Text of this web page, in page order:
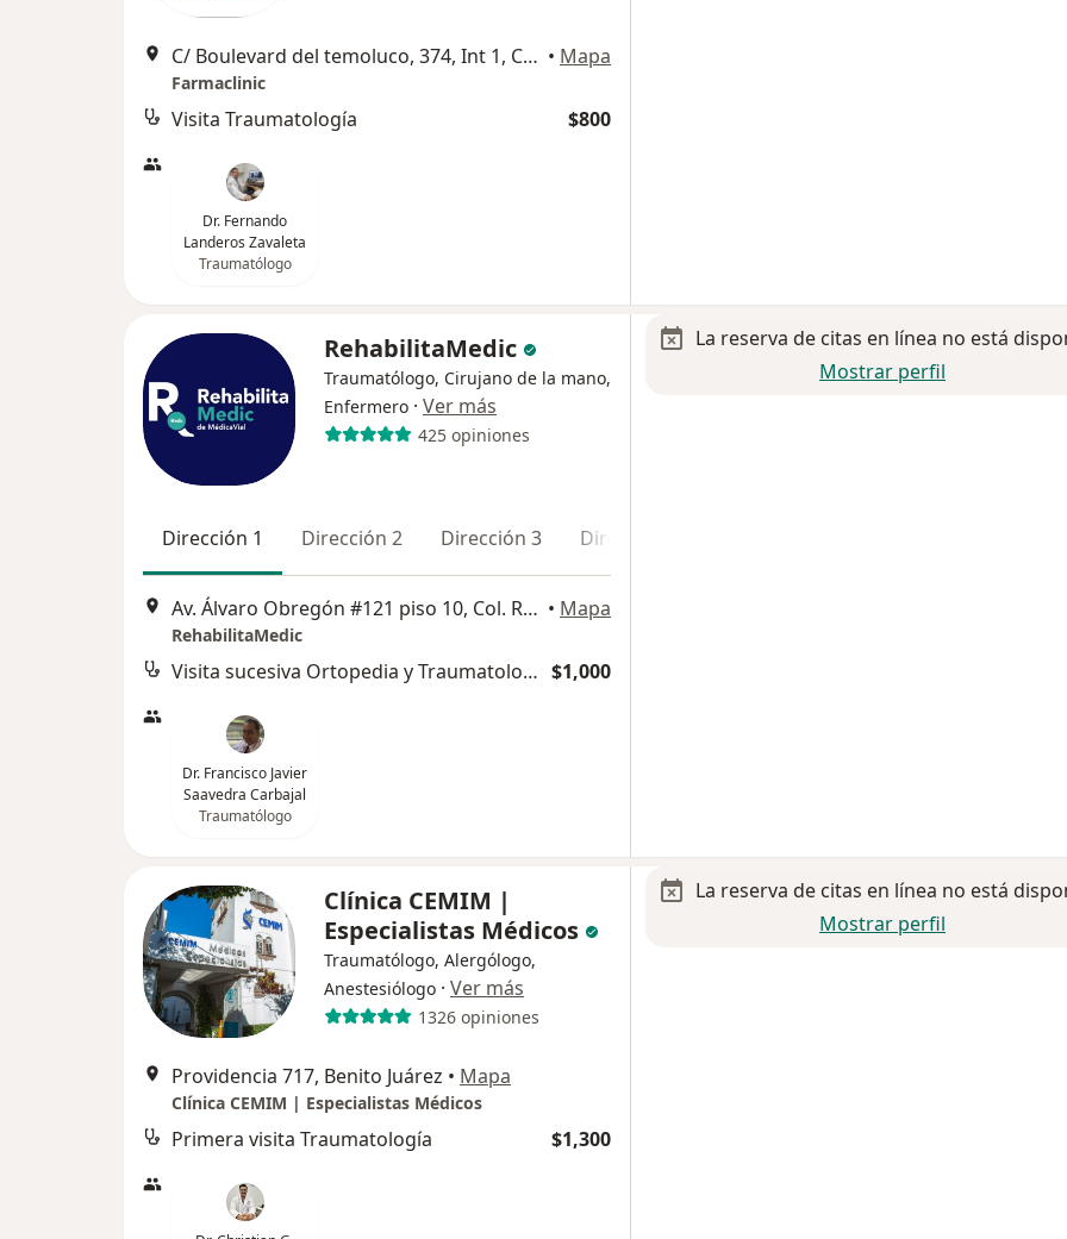
C/ Boulevard del temoluco, 374, Int 1, Col Acueducto De Guadalupe, Gustavo A Madero • Mapa
Farmaclinic
Visita Traumatología $800
Dr. Fernando
Landeros Zavaleta
Traumatólogo
RehabilitaMedic
Traumatólogo, Cirujano de la mano,
Enfermero · Ver más
425 opiniones
Dirección 1 Dirección 2 Dirección 3 Dirección 4
Av. Álvaro Obregón #121 piso 10, Col. Roma Norte, Alcaldía Cuauhtémoc, CDMX, Cuauhtémoc • Mapa
RehabilitaMedic
Visita sucesiva Ortopedia y Traumatologia $1,000
Dr. Francisco Javier
Saavedra Carbajal
Traumatólogo
La reserva de citas en línea no está
Mostrar perfil
Clínica CEMIM |
Especialistas Médicos
Traumatólogo, Alergólogo,
Anestesiólogo · Ver más
1326 opiniones
Providencia 717, Benito Juárez • Mapa
Clínica CEMIM | Especialistas Médicos
Primera visita Traumatología $1,300
La reserva de citas en línea no está
Mostrar perfil